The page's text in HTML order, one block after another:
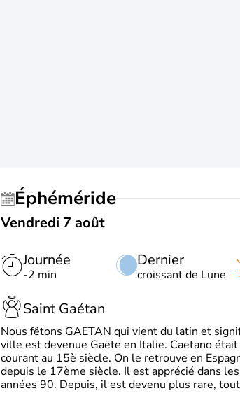
Éphéméride
Vendredi 7 août
Journée
-2 min
Dernier
croissant de Lune
Saint Gaétan
Nous fêtons GAETAN qui vient du latin et
ville est devenue Gaëte en Italie. Caetano
courant au 15è siècle. On le retrouve en
depuis le 17ème siècle. Il est apprécié dans
années 90. Depuis, il est devenu plus rare,